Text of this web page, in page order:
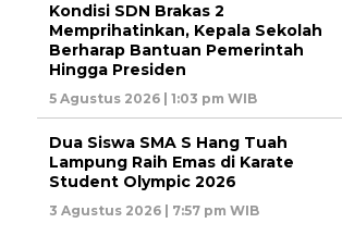
Kondisi SDN Brakas 2
Memprihatinkan, Kepala Sekolah
Berharap Bantuan Pemerintah
Hingga Presiden
5 Agustus 2026 | 1:03 pm WIB
Dua Siswa SMA S Hang Tuah
Lampung Raih Emas di Karate
Student Olympic 2026
3 Agustus 2026 | 7:57 pm WIB